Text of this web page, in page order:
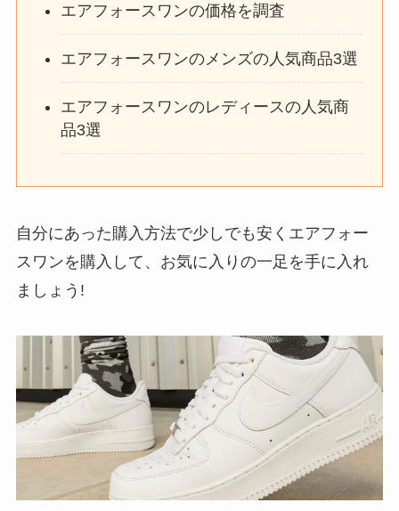
エアフォースワンの価格を調査
エアフォースワンのメンズの人気商品3選
エアフォースワンのレディースの人気商
品3選
自分にあった購入方法で少しでも安くエアフォー
スワンを購入して、お気に入りの一足を手に入れ
ましょう!